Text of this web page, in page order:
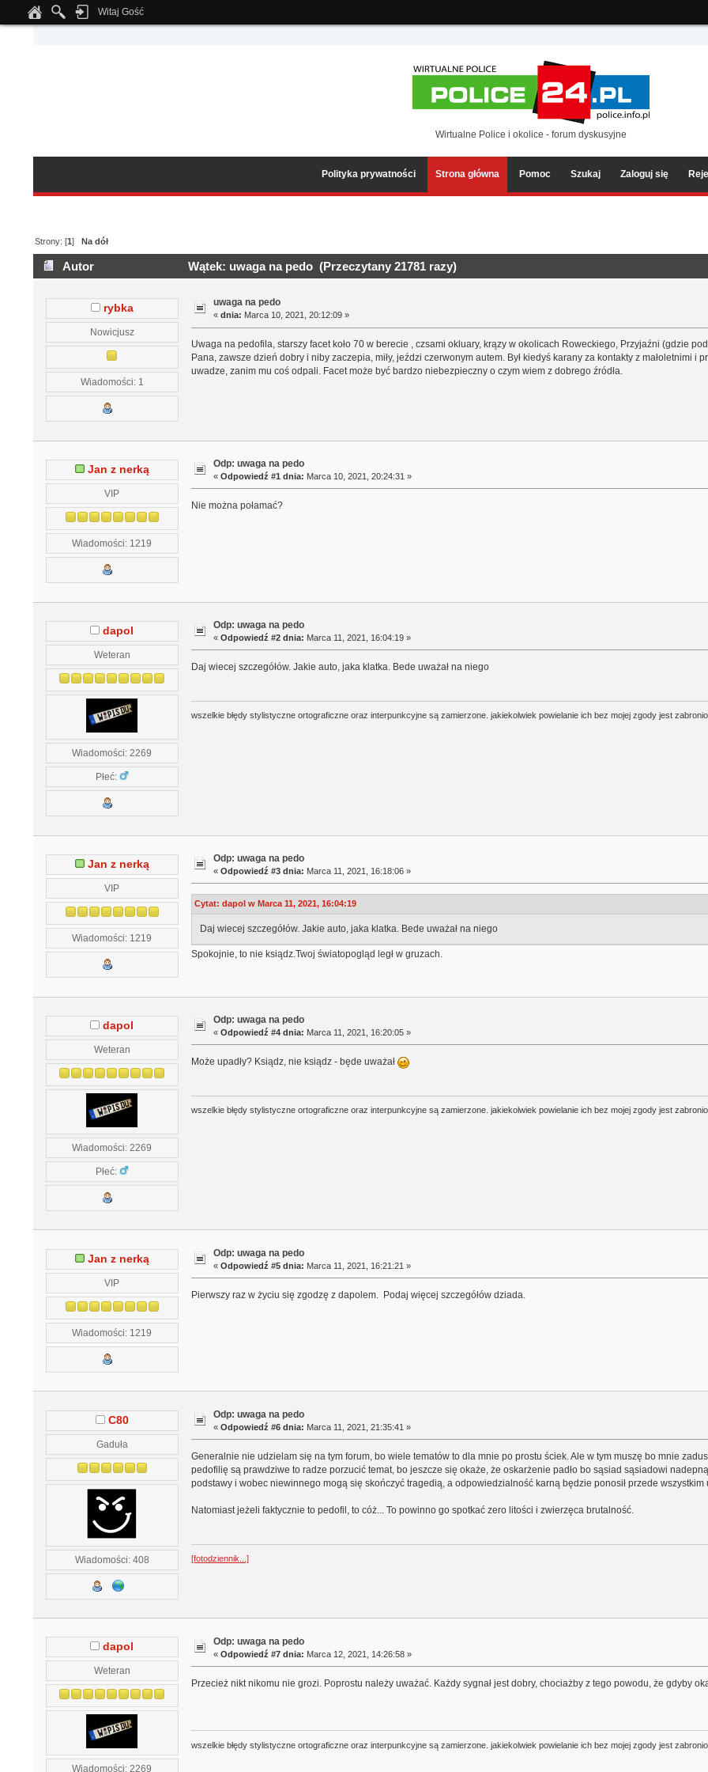
Notice: Undefined index: tapatalk_body_hook in
Witaj Gość
Wirtualne Police i okolice - forum dyskusyjne
Polityka prywatności Strona główna Pomoc Szukaj Zaloguj się
Strony: [1]Na dół
Autor Wątek: uwaga na pedo (Przeczytany 21781 razy)
rybka
Nowicjusz
Wiadomości: 1
uwaga na pedo
«dnia: Marca 10, 2021, 20:12:09 »
Uwaga na pedofila, starszy facet koło 70 w berecie , czsami okluary, krązy w okolicach Roweckiego, Przyjaźni (gdzie
Pana, zawsze dzień dobry i niby zaczepia, miły, jeździ czerwonym autem. Był kiedyś karany za kontakty z małoletnimi
uwadze, zanim mu coś odpali. Facet może być bardzo niebezpieczny o czym wiem z dobrego źródła.
Jan z nerką
VIP
Wiadomości: 1219
Odp: uwaga na pedo
«Odpowiedź #1 dnia: Marca 10, 2021, 20:24:31 »
Nie można połamać?
dapol
Weteran
Wiadomości: 2269
Płeć:
Odp: uwaga na pedo
«Odpowiedź #2 dnia: Marca 11, 2021, 16:04:19 »
Daj wiecej szczegółów. Jakie auto, jaka klatka. Bede uważał na niego
wszelkie błędy stylistyczne ortograficzne oraz interpunkcyjne są zamierzone. jakiekolwiek powielanie ich bez mojej zgody jest
Jan z nerką
VIP
Wiadomości: 1219
Odp: uwaga na pedo
«Odpowiedź #3 dnia: Marca 11, 2021, 16:18:06 »
Cytat: dapol w Marca 11, 2021, 16:04:19
Daj wiecej szczegółów. Jakie auto, jaka klatka. Bede uważał na niego
Spokojnie, to nie ksiądz.Twoj światopogląd legł w gruzach.
dapol
Weteran
Wiadomości: 2269
Płeć:
Odp: uwaga na pedo
«Odpowiedź #4 dnia: Marca 11, 2021, 16:20:05 »
Może upadły? Ksiądz, nie ksiądz - będe uważał
wszelkie błędy stylistyczne ortograficzne oraz interpunkcyjne są zamierzone. jakiekolwiek powielanie ich bez mojej zgody jest
Jan z nerką
VIP
Wiadomości: 1219
Odp: uwaga na pedo
«Odpowiedź #5 dnia: Marca 11, 2021, 16:21:21 »
Pierwszy raz w życiu się zgodzę z dapolem. Podaj więcej szczegółów dziada.
C80
Gaduła
Wiadomości: 408
Odp: uwaga na pedo
«Odpowiedź #6 dnia: Marca 11, 2021, 21:35:41 »
Generalnie nie udzielam się na tym forum, bo wiele tematów to dla mnie po prostu ściek. Ale w tym muszę bo mnie
pedofilię są prawdziwe to radze porzucić temat, bo jeszcze się okaże, że oskarżenie padło bo sąsiad sąsiadowi
podstawy i wobec niewinnego mogą się skończyć tragedią, a odpowiedzialność karną będzie ponosił przede wszystkim
Natomiast jeżeli faktycznie to pedofil, to cóż... To powinno go spotkać zero litości i zwierzęca brutalność.
[fotodziennik...]
dapol
Weteran
Wiadomości: 2269
Odp: uwaga na pedo
«Odpowiedź #7 dnia: Marca 12, 2021, 14:26:58 »
Przecież nikt nikomu nie grozi. Poprostu należy uważać. Każdy sygnał jest dobry, chociażby z tego powodu, że gdyby
wszelkie błędy stylistyczne ortograficzne oraz interpunkcyjne są zamierzone. jakiekolwiek powielanie ich bez mojej zgody jest